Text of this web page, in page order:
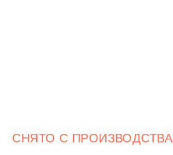
СНЯТО С ПРОИЗВОДСТВА